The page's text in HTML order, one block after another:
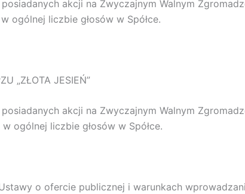
akcji na Zwyczajnym Walnym
ogólnej liczbie głosów w Spółce.
„ZŁOTA JESIEŃ”
akcji na Zwyczajnym Walnym
ogólnej liczbie głosów w Spółce.
o ofercie publicznej i warunkach